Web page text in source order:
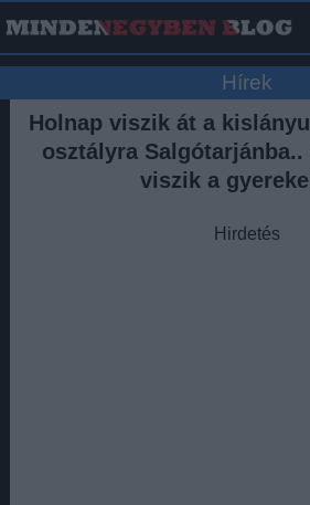
Hírek
Holnap viszik át a
osztályra Salgótarjánba..
viszik a
Hirdetés